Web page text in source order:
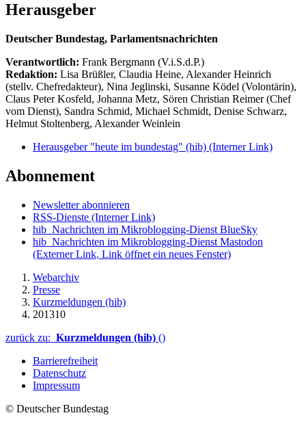
Herausgeber
Deutscher Bundestag, Parlamentsnachrichten
Verantwortlich: Frank Bergmann (V.i.S.d.P.)
Redaktion: Lisa Brüßler, Claudia Heine, Alexander Heinrich
(stellv. Chefredakteur), Nina Jeglinski, Susanne Ködel (Volontärin),
Claus Peter Kosfeld, Johanna Metz, Sören Christian Reimer (Chef
vom Dienst), Sandra Schmid, Michael Schmidt, Denise Schwarz,
Helmut Stoltenberg, Alexander Weinlein
Herausgeber "heute im bundestag" (hib) (Interner Link)
Abonnement
Newsletter abonnieren
RSS-Dienste (Interner Link)
hib_Nachrichten im Mikroblogging-Dienst BlueSky
hib_Nachrichten im Mikroblogging-Dienst Mastodon
(Externer Link, Link öffnet ein neues Fenster)
Webarchiv
Presse
Kurzmeldungen (hib)
201310
zurück zu: Kurzmeldungen (hib) ()
Barrierefreiheit
Datenschutz
Impressum
© Deutscher Bundestag